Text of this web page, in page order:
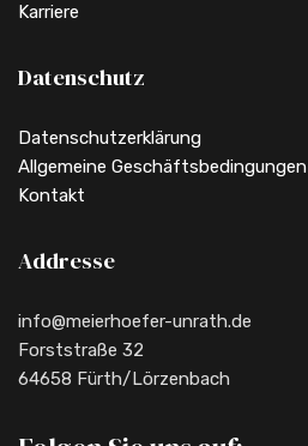
Karriere
Datenschutz
Datenschutzerklärung
Allgemeine Geschäftsbedingungen
Kontakt
Addresse
info@meierhoefer-unrath.de
Forststraße 32
64658 Fürth/Lörzenbach